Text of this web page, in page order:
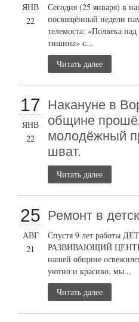
ЯНВ
22
Сегодня (25 января) в
посвящённый недели
телемоста: «Полвека
тишина» с...
Читать далее
17
ЯНВ
22
Накануне в
общине
молодёжный
шват.
Читать далее
25
АВГ
21
Ремонт в
Спустя 9 лет работы
РАЗВИВАЮЩИЙ
нашей общине
уютно и красиво, мы...
Читать далее